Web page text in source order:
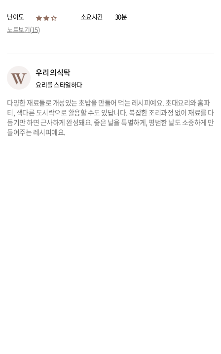
난이도 소요시간
30분
노트보기(15)
우리의식탁
요리를 스타일하다
다양한 재료들로 개성있는 초밥을 만들어 먹는 레시피예요. 초대요리와 홈파
티, 색다른 도시락으로 활용할 수도 있답니다. 복잡한 조리과정 없이 재료를 다
듬기만 하면 근사하게 완성돼요. 좋은 날을 특별하게, 평범한 날도 소중하게 만
들어주는 레시피예요.